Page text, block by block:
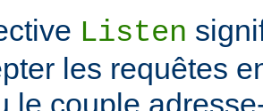
Listen
les requêtes
le couple